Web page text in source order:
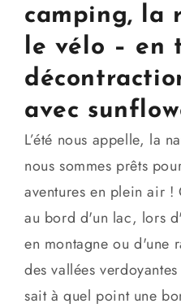
camping, la
le vélo – en
avec
L’été nous appelle, la
nous sommes prêts
aventures en plein air
au bord d'un lac, lors
en montagne ou d'une
des vallées
sait à quel point une